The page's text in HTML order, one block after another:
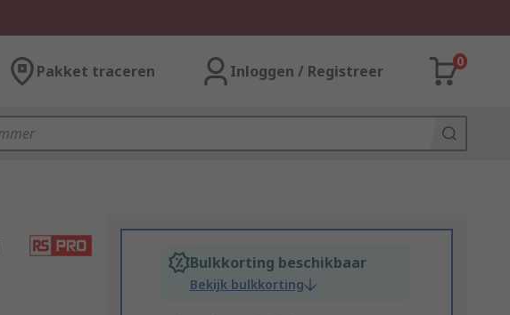
Pakket traceren Inloggen / Registreer
0
Bulkkorting beschikbaar
Bekijk bulkkorting